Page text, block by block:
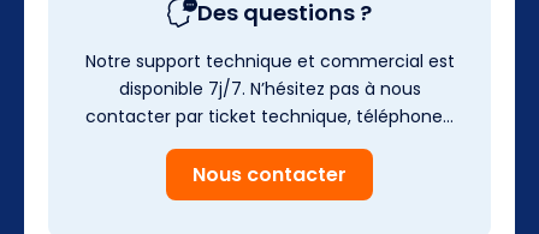
Des questions ?
Notre support technique et commercial est
disponible 7j/7. N’hésitez pas à nous
contacter par ticket technique, téléphone…
Nous contacter